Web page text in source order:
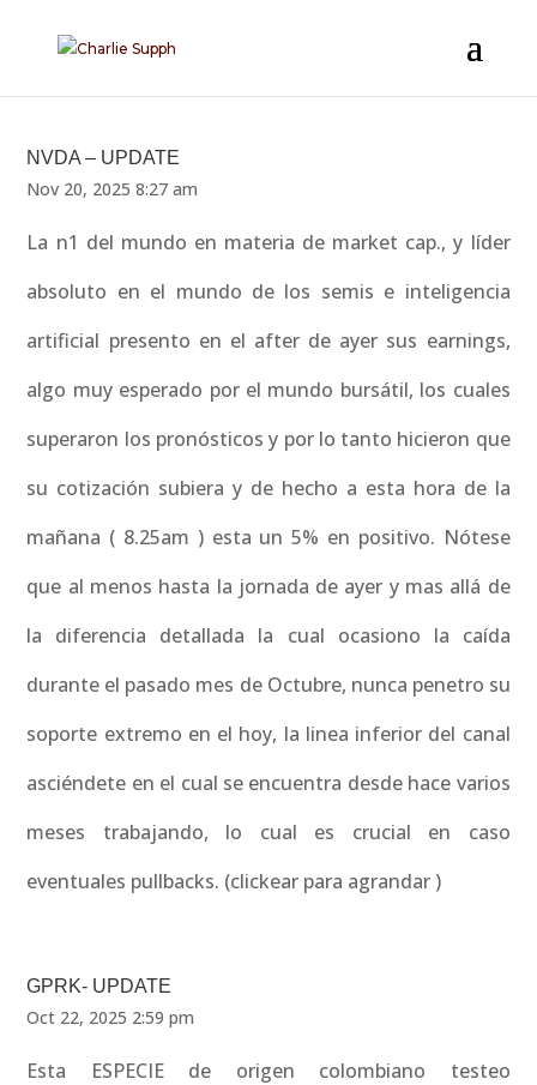
NVDA – UPDATE
Nov 20, 2025 8:27 am
La n1 del mundo en materia de market cap., y líder
absoluto en el mundo de los semis e inteligencia
artificial presento en el after de ayer sus earnings,
algo muy esperado por el mundo bursátil, los cuales
superaron los pronósticos y por lo tanto hicieron que
su cotización subiera y de hecho a esta hora de la
mañana ( 8.25am ) esta un 5% en positivo. Nótese
que al menos hasta la jornada de ayer y mas allá de
la diferencia detallada la cual ocasiono la caída
durante el pasado mes de Octubre, nunca penetro su
soporte extremo en el hoy, la linea inferior del canal
asciéndete en el cual se encuentra desde hace varios
meses trabajando, lo cual es crucial en caso
eventuales pullbacks. (clickear para agrandar )
GPRK- UPDATE
Oct 22, 2025 2:59 pm
Esta ESPECIE de origen colombiano testeo